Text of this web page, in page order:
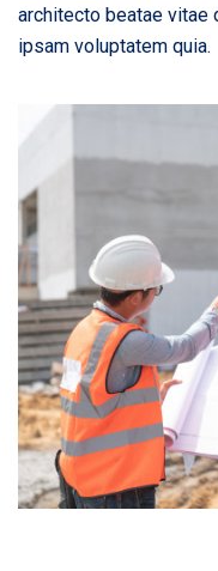
architecto beatae vitae
ipsam voluptatem quia.